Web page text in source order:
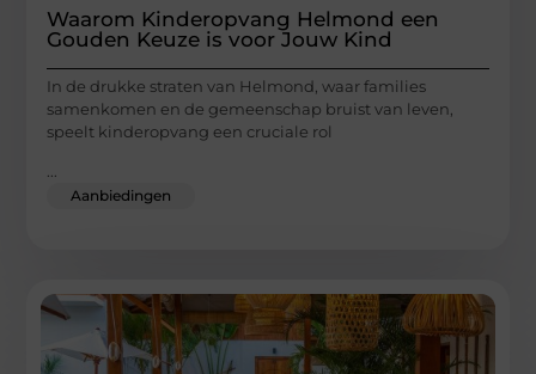
Waarom Kinderopvang Helmond een
Gouden Keuze is voor Jouw Kind
In de drukke straten van Helmond, waar families
samenkomen en de gemeenschap bruist van leven,
speelt kinderopvang een cruciale rol
Aanbiedingen